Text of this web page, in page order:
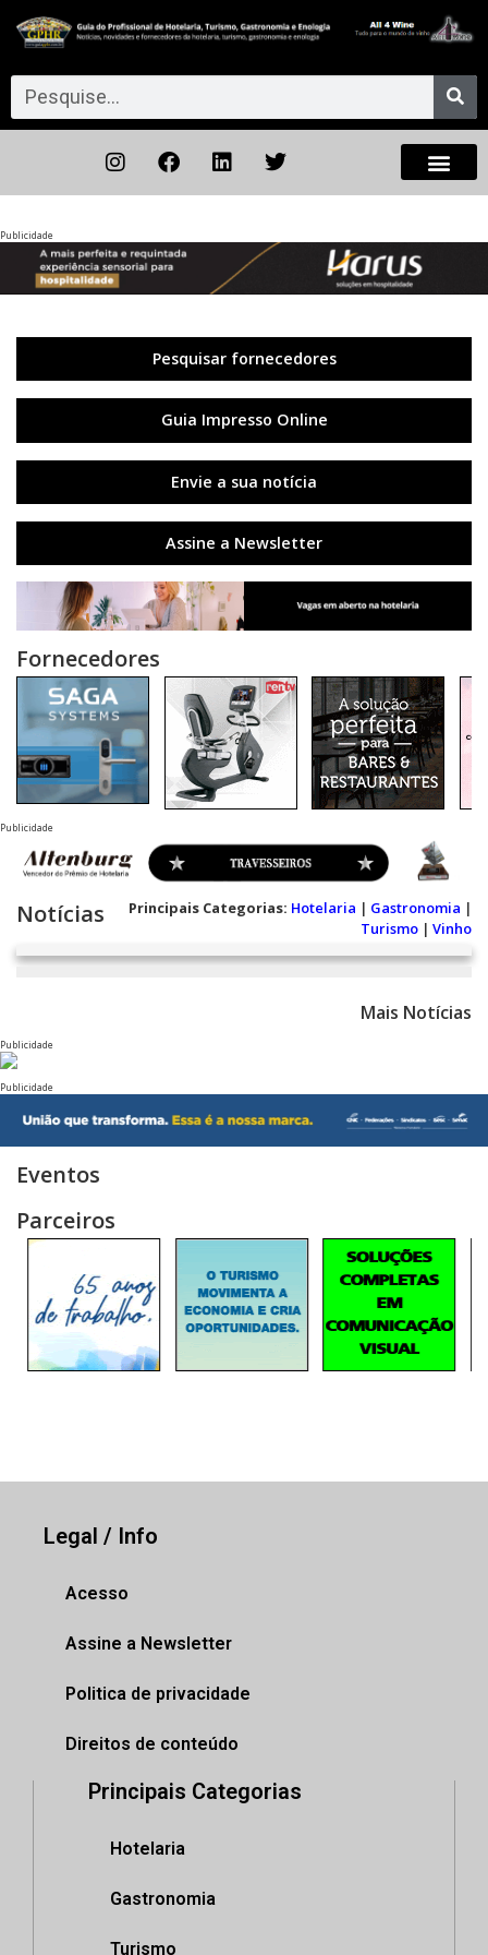
Publicidade
Pesquisar fornecedores
Guia Impresso Online
Envie a sua notícia
Assine a Newsletter
Fornecedores
Publicidade
Notícias Principais Categorias: Hotelaria | Gastronomia |
Turismo | Vinho
Mais Notícias
Publicidade
Publicidade
Eventos
Parceiros
Legal / Info
Acesso
Assine a Newsletter
Politica de privacidade
Direitos de conteúdo
Principais Categorias
Hotelaria
Gastronomia
Turismo